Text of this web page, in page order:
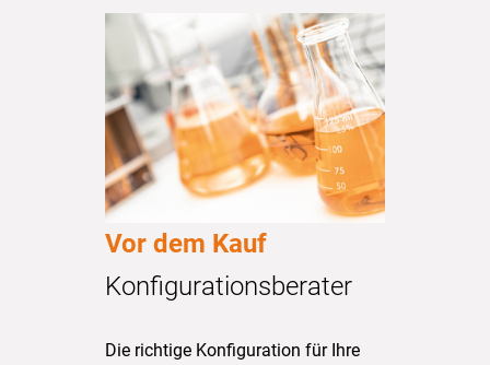
Vor dem Kauf
Konfigurationsberater
Die richtige Konfiguration für Ihre